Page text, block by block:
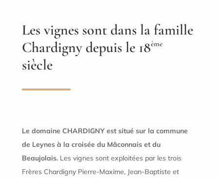
Les vignes sont dans la famille
Chardigny depuis le 18ème
siècle
Le domaine CHARDIGNY est situé sur la commune
de Leynes à la croisée du Mâconnais et du
Beaujolais.Les vignes sont exploitées par les trois
Frères Chardigny Pierre-Maxime, Jean-Baptiste et